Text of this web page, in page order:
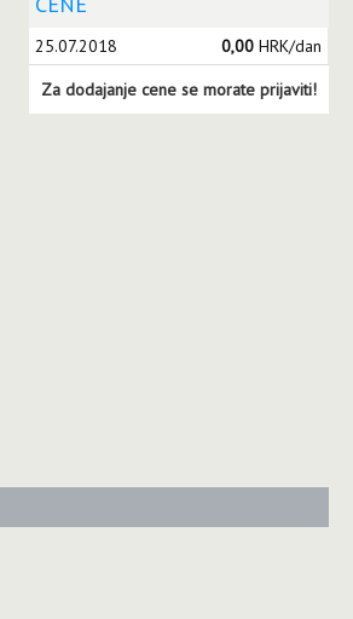
25.07.2018 0,00 HRK/dan
Za dodajanje cene se morate prijaviti!